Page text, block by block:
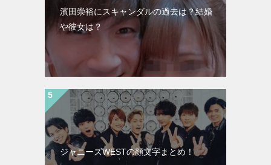
濱田崇裕にスキャンダルの過去は？結婚
や彼女は？
ジャニーズWESTの顔文字まとめ！